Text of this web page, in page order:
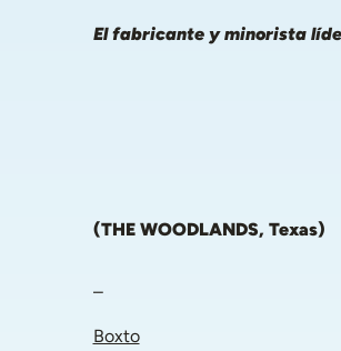
El fabricante y minorista
(THE WOODLANDS, Texas)
–
Boxto